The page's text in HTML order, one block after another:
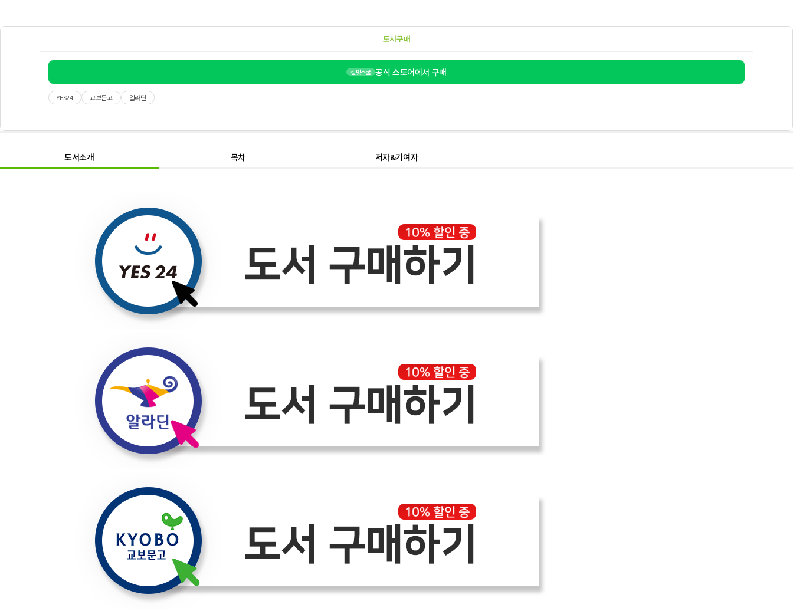
도서구매
길벗스쿨 공식 스토어에서 구매
YES24 교보문고 알라딘
도서소개 목차 저자&기여자